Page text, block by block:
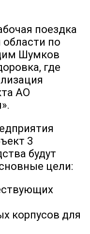
поездка
области по
Шумков
где
АО
3
будут
цели:
корпусов для